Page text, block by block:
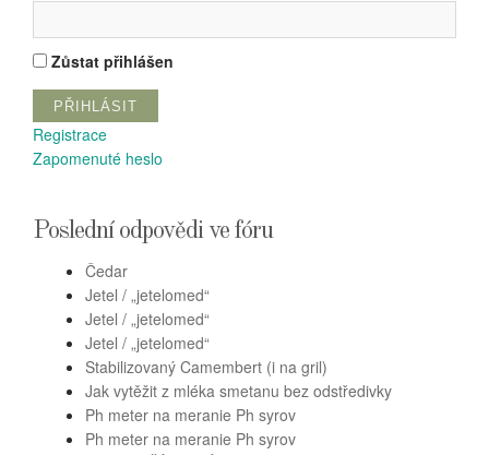
Zůstat přihlášen
PŘIHLÁSIT
Registrace
Zapomenuté heslo
Poslední odpovědi ve fóru
Čedar
Jetel / „jetelomed“
Jetel / „jetelomed“
Jetel / „jetelomed“
Stabilizovaný Camembert (i na gril)
Jak vytěžit z mléka smetanu bez odstředivky
Ph meter na meranie Ph syrov
Ph meter na meranie Ph syrov